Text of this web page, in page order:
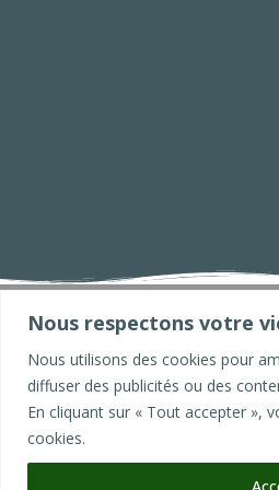
Nous respectons votre
Nous utilisons des cookies pour
diffuser des publicités ou des
En cliquant sur « Tout accepter »,
cookies.
© GIFAP - Groupement de l'Industrie
2026